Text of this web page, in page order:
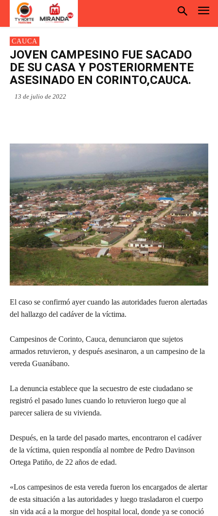
CAUCA
JOVEN CAMPESINO FUE SACADO
DE SU CASA Y POSTERIORMENTE
ASESINADO EN CORINTO,CAUCA.
13 de julio de 2022
El caso se confirmó ayer cuando las autoridades fueron alertadas
del hallazgo del cadáver de la víctima.
Campesinos de Corinto, Cauca, denunciaron que sujetos
armados retuvieron, y después asesinaron, a un campesino de la
vereda Guanábano.
La denuncia establece que la secuestro de este ciudadano se
registró el pasado lunes cuando lo retuvieron luego que al
parecer saliera de su vivienda.
Después, en la tarde del pasado martes, encontraron el cadáver
de la víctima, quien respondía al nombre de Pedro Davinson
Ortega Patiño, de 22 años de edad.
«Los campesinos de esta vereda fueron los encargados de alertar
de esta situación a las autoridades y luego trasladaron el cuerpo
sin vida acá a la morgue del hospital local, donde ya se conoció